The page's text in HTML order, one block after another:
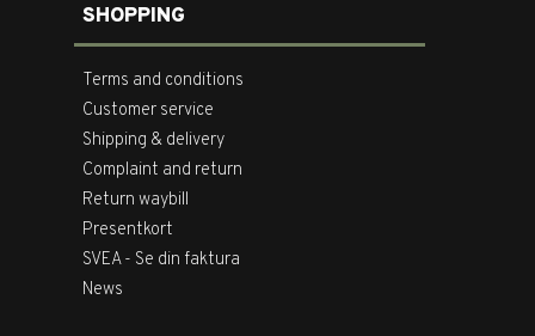
SHOPPING
Terms and conditions
Customer service
Shipping & delivery
Complaint and return
Return waybill
Presentkort
SVEA - Se din faktura
News